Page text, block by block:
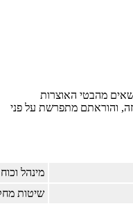
מהבטי האוצרות
בזה, והוראתם מתפרשת על פני
מינהל
שיטות